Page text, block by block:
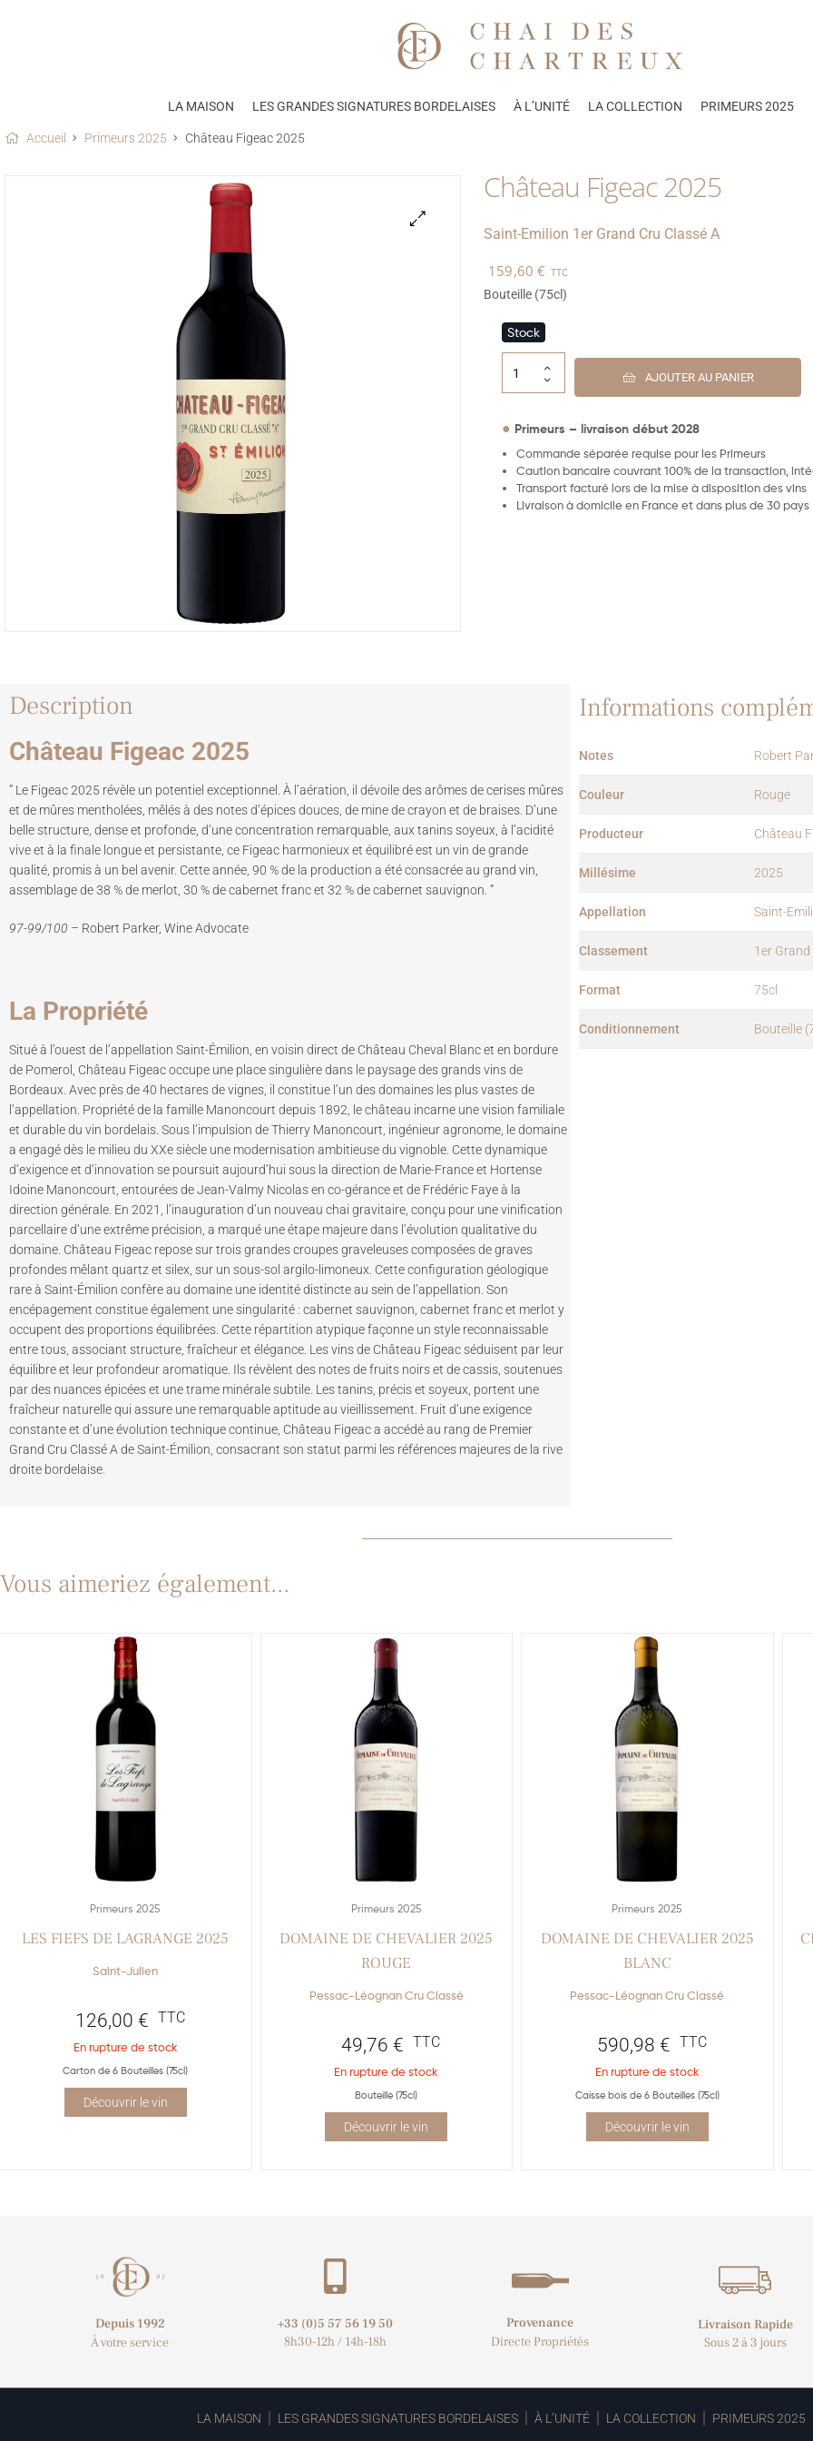
LA MAISON LES GRANDES SIGNATURES BORDELAISES À L’UNITÉ LA COLLECTION PRIMEURS 2025
Accueil Primeurs 2025 Château Figeac 2025
Château Figeac 2025
Saint-Emilion 1er Grand Cru Classé A
159,60€ TTC
Bouteille (75cl)
Stock
AJOUTER AU PANIER
● Primeurs – livraison début 2028
Commande séparée requise pour les Primeurs
Caution bancaire couvrant 100% de la transaction,
Transport facturé lors de la mise à disposition des vins
Livraison à domicile en France et dans plus de 30 pays
Description
Château Figeac 2025
” Le Figeac 2025 révèle un potentiel exceptionnel. À l’aération, il dévoile des arômes de cerises mûres
et de mûres mentholées, mêlés à des notes d’épices douces, de mine de crayon et de braises. D’une
belle structure, dense et profonde, d’une concentration remarquable, aux tanins soyeux, à l’acidité
vive et à la finale longue et persistante, ce Figeac harmonieux et équilibré est un vin de grande
qualité, promis à un bel avenir. Cette année, 90 % de la production a été consacrée au grand vin,
assemblage de 38 % de merlot, 30 % de cabernet franc et 32 ​​% de cabernet sauvignon. ”
97-99/100 – Robert Parker, Wine Advocate
La Propriété
Situé à l’ouest de l’appellation Saint-Émilion, en voisin direct de Château Cheval Blanc et en bordure
de Pomerol, Château Figeac occupe une place singulière dans le paysage des grands vins de
Bordeaux. Avec près de 40 hectares de vignes, il constitue l’un des domaines les plus vastes de
l’appellation. Propriété de la famille Manoncourt depuis 1892, le château incarne une vision familiale
et durable du vin bordelais. Sous l’impulsion de Thierry Manoncourt, ingénieur agronome, le domaine
a engagé dès le milieu du XXe siècle une modernisation ambitieuse du vignoble. Cette dynamique
d’exigence et d’innovation se poursuit aujourd’hui sous la direction de Marie-France et Hortense
Idoine Manoncourt, entourées de Jean-Valmy Nicolas en co-gérance et de Frédéric Faye à la
direction générale. En 2021, l’inauguration d’un nouveau chai gravitaire, conçu pour une vinification
parcellaire d’une extrême précision, a marqué une étape majeure dans l’évolution qualitative du
domaine. Château Figeac repose sur trois grandes croupes graveleuses composées de graves
profondes mêlant quartz et silex, sur un sous-sol argilo-limoneux. Cette configuration géologique
rare à Saint-Émilion confère au domaine une identité distincte au sein de l’appellation. Son
encépagement constitue également une singularité : cabernet sauvignon, cabernet franc et merlot y
occupent des proportions équilibrées. Cette répartition atypique façonne un style reconnaissable
entre tous, associant structure, fraîcheur et élégance. Les vins de Château Figeac séduisent par leur
équilibre et leur profondeur aromatique. Ils révèlent des notes de fruits noirs et de cassis, soutenues
par des nuances épicées et une trame minérale subtile. Les tanins, précis et soyeux, portent une
fraîcheur naturelle qui assure une remarquable aptitude au vieillissement. Fruit d’une exigence
constante et d’une évolution technique continue, Château Figeac a accédé au rang de Premier
Grand Cru Classé A de Saint-Émilion, consacrant son statut parmi les références majeures de la rive
droite bordelaise.
Informations
Notes Robert
Couleur Rouge
Producteur Château
Millésime 2025
Appellation Saint-
Classement 1er Grand
Format 75cl
Conditionnement Bouteille
Vous aimeriez également...
Primeurs 2025
LES FIEFS DE LAGRANGE 2025
Saint-Julien
126,00 € TTC
En rupture de stock
Carton de 6 Bouteilles (75cl)
Découvrir le vin
Primeurs 2025
DOMAINE DE CHEVALIER 2025
ROUGE
Pessac-Léognan Cru Classé
49,76€ TTC
En rupture de stock
Bouteille (75cl)
Découvrir le vin
Primeurs 2025
DOMAINE DE CHEVALIER 2025
BLANC
Pessac-Léognan Cru Classé
590,98 € TTC
En rupture de stock
Caisse bois de 6 Bouteilles (75cl)
Découvrir le vin
Depuis 1992
À votre service
+33 (0)5 57 56 19 50​
8h30-12h / 14h-18h
Provenance
Directe Propriétés
Livraison Rapide
Sous 2 à 3 jours
LA MAISON LES GRANDES SIGNATURES BORDELAISES À L’UNITÉ LA COLLECTION PRIMEURS 2025